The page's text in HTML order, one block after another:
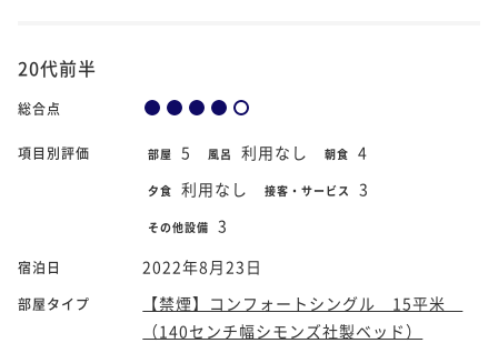
20代前半
総合点
項目別評価 部屋 5 風呂 利用なし 朝食 4
夕食 利用なし 接客・サービス 3
その他設備 3
宿泊日 2022年8月23日
部屋タイプ
【禁煙】コンフォートシングル 15平米
（140センチ幅シモンズ社製ベッド）